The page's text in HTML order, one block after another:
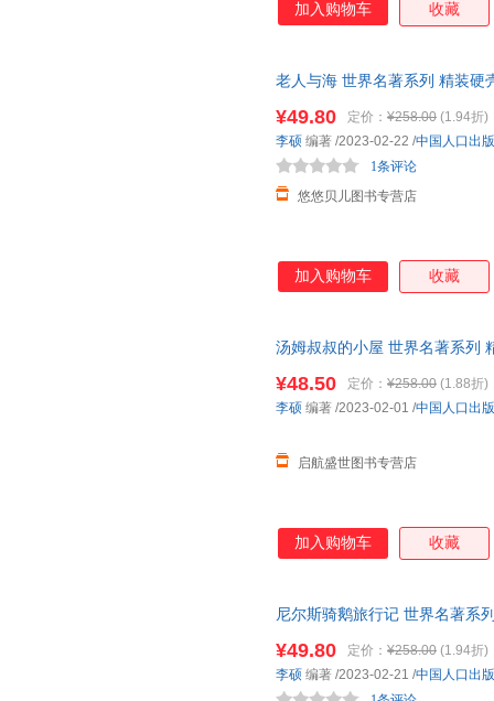
加入购物车 收藏
老人与海 世界名著系列 精装硬
¥49.80 定价： ¥258.00 (1.94折)
悠悠贝儿图书专营店
1条评论
李硕 编著 /2023-02-22 /中国人口出
加入购物车 收藏
汤姆叔叔的小屋 世界名著系列
¥48.50 定价： ¥258.00 (1.88折)
启航盛世图书专营店
李硕 编著 /2023-02-01 /中国人口出
加入购物车 收藏
尼尔斯骑鹅旅行记 世界名著系
¥49.80 定价： ¥258.00 (1.94折)
李硕 编著 /2023-02-21 /中国人口出